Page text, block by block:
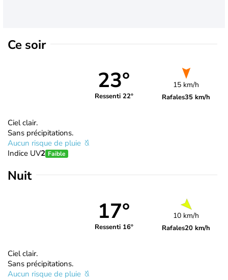
Ce soir
23°
Ressenti 22°
15 km/h
Rafales35 km/h
Ciel clair.
Sans précipitations.
Aucun risque de pluie
Indice UV2 Faible
Nuit
17°
Ressenti 16°
10 km/h
Rafales20 km/h
Ciel clair.
Sans précipitations.
Aucun risque de pluie